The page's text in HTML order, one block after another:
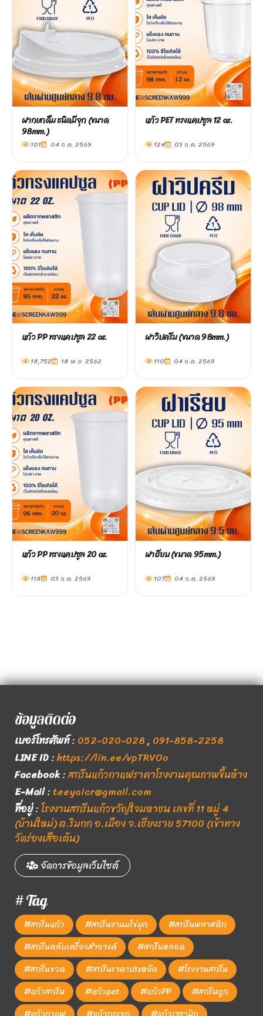
ฝากยกดื่ม ชนิดมีจุก (ขนาด
98mm.)
101 04 ก.ค. 2569
แก้ว PET ทรงแคปซูล 12 oz.
124 03 ก.ค. 2569
แก้ว PP ทรงแคปซูล 22 oz.
18,752 18 พ.ย. 2562
ฝาวิปครีม (ขนาด 98mm.)
110 04 ก.ค. 2569
แก้ว PP ทรงแคปซูล 20 oz.
118 03 ก.ค. 2569
ฝาเรียบ (ขนาด 95mm.)
107 04 ก.ค. 2569
ข้อมูลติดต่อ
เบอร์โทรศัพท์: 052-020-028, 091-858-2258
LINE ID:https://lin.ee/vpTRVOo
Facebook:สกรีนแก้วกาแฟราคาโรงงานคุณภาพขึ้นห้าง
E-Mail:teeyaicr@gmail.com
ที่อยู่:โรงงานสกรีนแก้วขวัญใจมหาชน เลขที่ 11 หมู่ 4
(บ้านใหม่) ต.ริมกก อ.เมือง จ.เชียงราย 57100 (เข้าทาง
วัดร่องเสือเต้น)
จัดการข้อมูลเว็บไซต์
# Tag
#สกรีนแก้ว #สกรีนชานมไข่มุก
#สกรีนพลาสติก
#สกรีนตลับเครื่องสำอางค์
#สกรีนหลอด
#สกรีนขวด
#สกรีนราคาประหยัด
#โรงงานสกรีน
#แก้วสกรีน
#แก้วpet #แก้วPP
#สกรีนถูก